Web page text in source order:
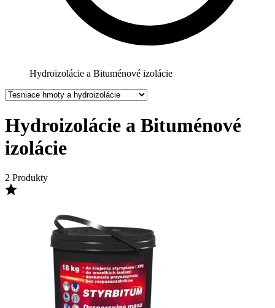
Hydroizolácie a Bituménové izolácie
Hydroizolácie a Bituménové
izolácie
2 Produkty